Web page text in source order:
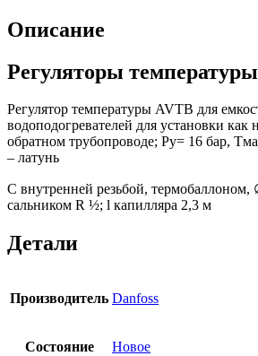
Описание
Регуляторы
Регулятор температуры AVTB для
водоподогревателей для установки
обратном трубопроводе; Ру= 16 бар,
– латунь
С внутренней резьбой,
сальником R ½; l капилляра 2,3 м
Детали
Производитель Danfoss
Состояние Новое